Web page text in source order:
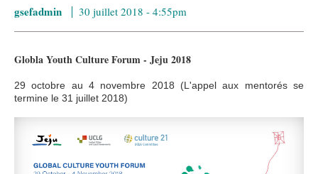
gsefadmin 30 juillet 2018 - 4:55pm
Globla Youth Culture Forum - Jeju 2018
29 octobre au 4 novembre 2018 (L'appel aux mentorés se
termine le 31 juillet 2018)